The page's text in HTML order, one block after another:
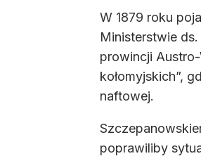
W 1879 roku
Ministerstwie
prowincji
kołomyjskich”,
naftowej.
poprawiliby